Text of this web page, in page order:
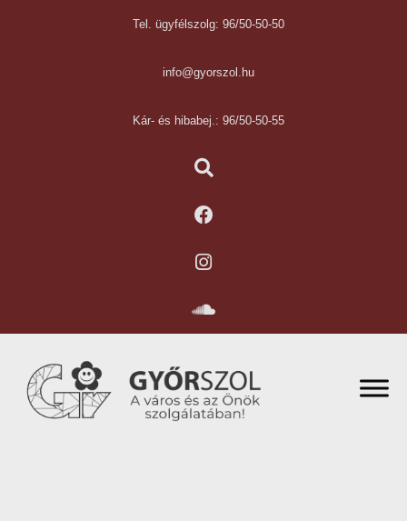
Tel. ügyfélszolg: 96/50-50-50
info@gyorszol.hu
Kár- és hibabej.: 96/50-50-55